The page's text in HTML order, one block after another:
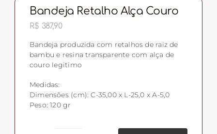
Bandeja Retalho Alça Couro
R$ 387,90
Bandeja produzida com retalhos de raiz de
bambu e resina transparente com alça de
couro legitimo
Medidas:
Dimensões (cm): C-35,00 x L-25,0 x A-5,0
Peso: 120 gr